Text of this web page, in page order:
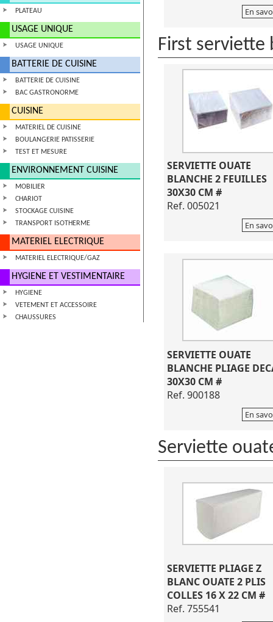
PLATEAU
USAGE UNIQUE
USAGE UNIQUE
BATTERIE DE CUISINE
BATTERIE DE CUISINE
BAC GASTRONORME
CUISINE
MATERIEL DE CUISINE
BOULANGERIE PATISSERIE
TEST ET MESURE
ENVIRONNEMENT CUISINE
MOBILIER
CHARIOT
STOCKAGE CUISINE
TRANSPORT ISOTHERME
MATERIEL ELECTRIQUE
MATERIEL ELECTRIQUE/GAZ
HYGIENE ET VESTIMENTAIRE
HYGIENE
VETEMENT ET ACCESSOIRE
CHAUSSURES
En
First serviette
SERVIETTE OUATE
BLANCHE 2 FEUILLES
30X30 CM #
Ref. 005021
En
SERVIETTE OUATE
BLANCHE PLIAGE
30X30 CM #
Ref. 900188
En
Serviette
SERVIETTE PLIAGE Z
BLANC OUATE 2 PLIS
COLLES 16 X 22 CM #
Ref. 755541